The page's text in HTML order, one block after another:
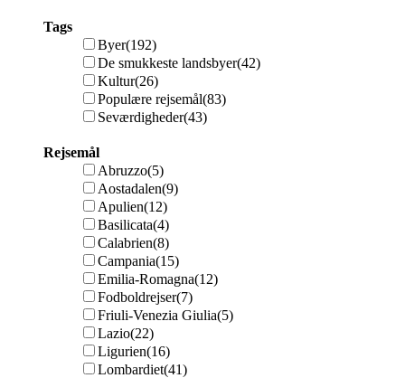
Tags
Byer(192)
De smukkeste landsbyer(42)
Kultur(26)
Populære rejsemål(83)
Seværdigheder(43)
Rejsemål
Abruzzo(5)
Aostadalen(9)
Apulien(12)
Basilicata(4)
Calabrien(8)
Campania(15)
Emilia-Romagna(12)
Fodboldrejser(7)
Friuli-Venezia Giulia(5)
Lazio(22)
Ligurien(16)
Lombardiet(41)